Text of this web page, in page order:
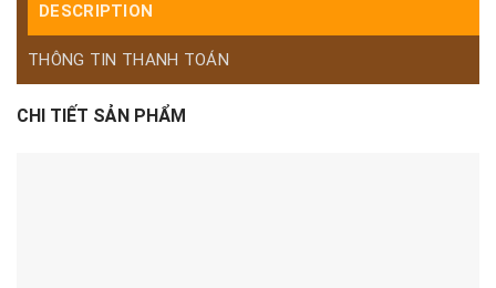
DESCRIPTION
THÔNG TIN THANH TOÁN
CHI TIẾT SẢN PHẨM